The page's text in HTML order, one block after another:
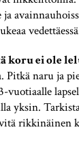
koru ei ole
Pitkä naru ja
vuotiaalle
yksin.
rikkinäinen